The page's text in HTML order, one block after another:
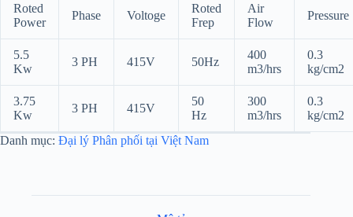
Roted
Power
Phase Voltoge
Roted
Frep
Air
Flow
Pressure
5.5
Kw
3 PH 415V 50Hz
400
m3/hrs
0.3
kg/cm2
3.75
Kw
3 PH 415V
50
Hz
300
m3/hrs
0.3
kg/cm2
Danh mục: Đại lý Phân phối tại Việt Nam